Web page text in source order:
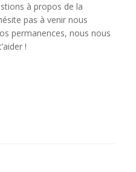
à propos de la
pas à venir nous
permanences, nous nous
!